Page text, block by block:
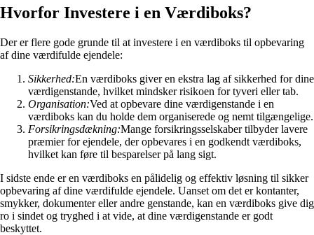
Hvorfor Investere i en Værdiboks?
Der er flere gode grunde til at investere i en værdiboks til opbevaring
af dine værdifulde ejendele:
Sikkerhed:En værdiboks giver en ekstra lag af sikkerhed for dine
værdigenstande, hvilket mindsker risikoen for tyveri eller tab.
Organisation:Ved at opbevare dine værdigenstande i en
værdiboks kan du holde dem organiserede og nemt tilgængelige.
Forsikringsdækning:Mange forsikringsselskaber tilbyder lavere
præmier for ejendele, der opbevares i en godkendt værdiboks,
hvilket kan føre til besparelser på lang sigt.
I sidste ende er en værdiboks en pålidelig og effektiv løsning til sikker
opbevaring af dine værdifulde ejendele. Uanset om det er kontanter,
smykker, dokumenter eller andre genstande, kan en værdiboks give dig
ro i sindet og tryghed i at vide, at dine værdigenstande er godt
beskyttet.